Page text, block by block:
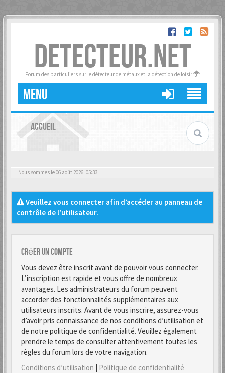
DETECTEUR.NET
Forum des particuliers sur le détecteur de métaux et la détection de loisir
MENU
ACCUEIL
Nous sommes le 06 août 2026, 05:33
Veuillez vous connecter afin d’accéder au panneau de
contrôle de l’utilisateur.
Créer un Compte
Vous devez être inscrit avant de pouvoir vous connecter.
L’inscription est rapide et vous offre de nombreux
avantages. Les administrateurs du forum peuvent
accorder des fonctionnalités supplémentaires aux
utilisateurs inscrits. Avant de vous inscrire, assurez-vous
d’avoir pris connaissance de nos conditions d’utilisation et
de notre politique de confidentialité. Veuillez également
prendre le temps de consulter attentivement toutes les
règles du forum lors de votre navigation.
Conditions d’utilisation | Politique de confidentialité